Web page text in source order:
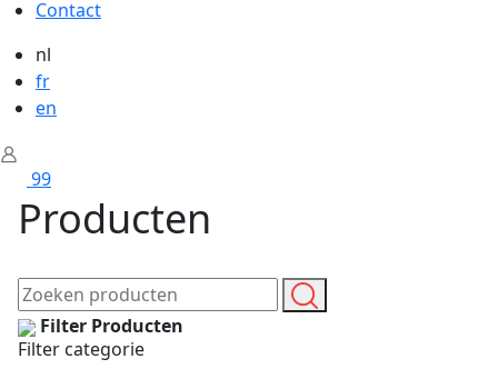
Contact
nl
fr
en
99
Producten
Filter Producten
Filter categorie